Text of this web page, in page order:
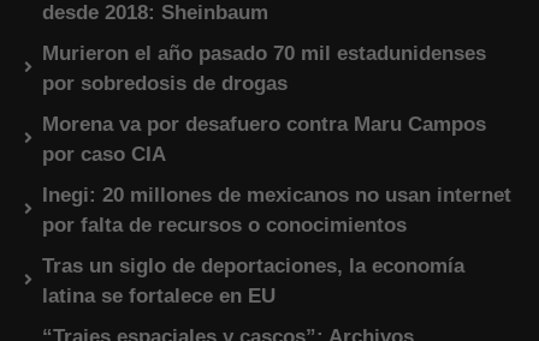
desde 2018: Sheinbaum
Murieron el año pasado 70 mil estadunidenses
por sobredosis de drogas
Morena va por desafuero contra Maru Campos
por caso CIA
Inegi: 20 millones de mexicanos no usan internet
por falta de recursos o conocimientos
Tras un siglo de deportaciones, la economía
latina se fortalece en EU